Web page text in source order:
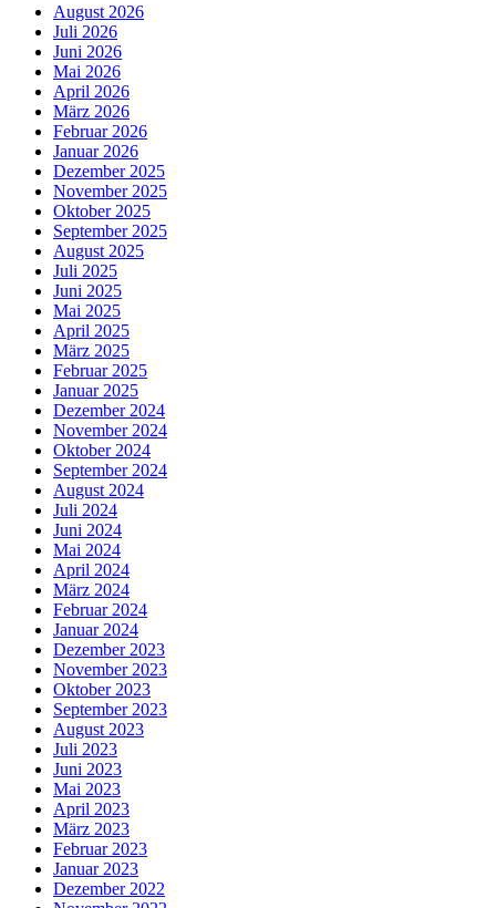
August 2026
Juli 2026
Juni 2026
Mai 2026
April 2026
März 2026
Februar 2026
Januar 2026
Dezember 2025
November 2025
Oktober 2025
September 2025
August 2025
Juli 2025
Juni 2025
Mai 2025
April 2025
März 2025
Februar 2025
Januar 2025
Dezember 2024
November 2024
Oktober 2024
September 2024
August 2024
Juli 2024
Juni 2024
Mai 2024
April 2024
März 2024
Februar 2024
Januar 2024
Dezember 2023
November 2023
Oktober 2023
September 2023
August 2023
Juli 2023
Juni 2023
Mai 2023
April 2023
März 2023
Februar 2023
Januar 2023
Dezember 2022